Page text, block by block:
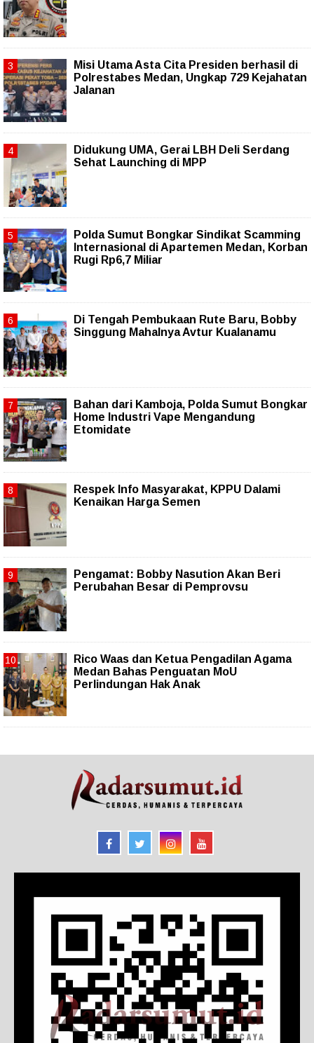
Misi Utama Asta Cita Presiden berhasil di
Polrestabes Medan, Ungkap 729 Kejahatan
Jalanan
Didukung UMA, Gerai LBH Deli Serdang
Sehat Launching di MPP
Polda Sumut Bongkar Sindikat Scamming
Internasional di Apartemen Medan, Korban
Rugi Rp6,7 Miliar
Di Tengah Pembukaan Rute Baru, Bobby
Singgung Mahalnya Avtur Kualanamu
Bahan dari Kamboja, Polda Sumut Bongkar
Home Industri Vape Mengandung
Etomidate
Respek Info Masyarakat, KPPU Dalami
Kenaikan Harga Semen
Pengamat: Bobby Nasution Akan Beri
Perubahan Besar di Pemprovsu
Rico Waas dan Ketua Pengadilan Agama
Medan Bahas Penguatan MoU
Perlindungan Hak Anak